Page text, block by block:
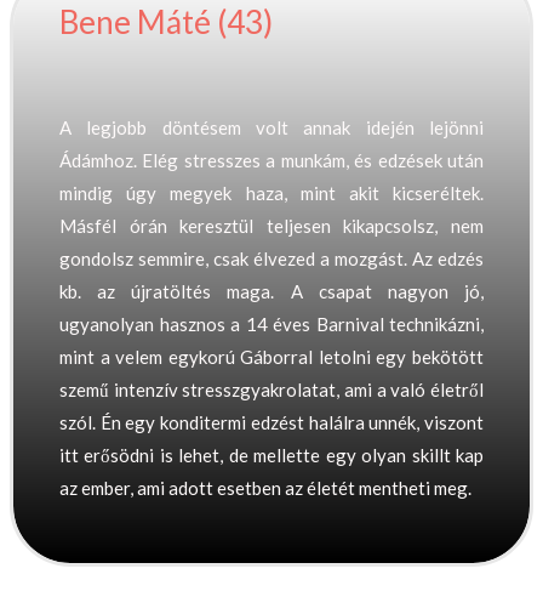
Bene Máté (43)
A legjobb döntésem volt annak idején lejönni
Ádámhoz. Elég stresszes a munkám, és edzések után
mindig úgy megyek haza, mint akit kicseréltek.
Másfél órán keresztül teljesen kikapcsolsz, nem
gondolsz semmire, csak élvezed a mozgást. Az edzés
kb. az újratöltés maga. A csapat nagyon jó,
ugyanolyan hasznos a 14 éves Barnival technikázni,
mint a velem egykorú Gáborral letolni egy bekötött
szemű intenzív stresszgyakrolatat, ami a való életről
szól. Én egy konditermi edzést halálra unnék, viszont
itt erősödni is lehet, de mellette egy olyan skillt kap
az ember, ami adott esetben az életét mentheti meg.